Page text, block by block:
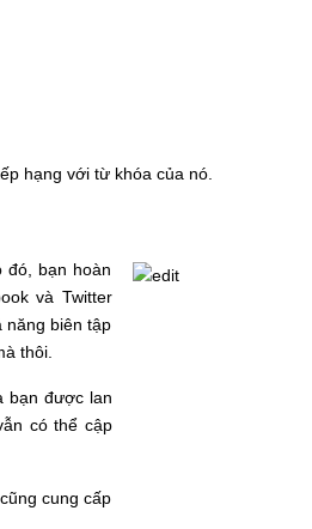
hạng với từ khóa của nó.
đó, bạn hoàn
và Twitter
năng biên tập
thôi.
bạn được lan
có thể cập
cung cấp